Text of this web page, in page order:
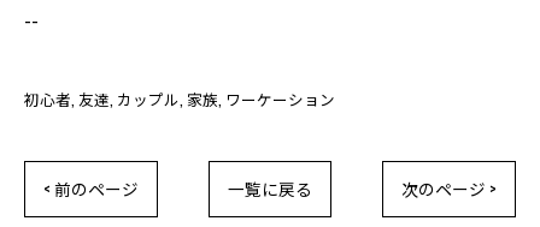
--
初心者 友達 カップル 家族 ワーケーション
< 前のページ 一覧に戻る 次のページ >